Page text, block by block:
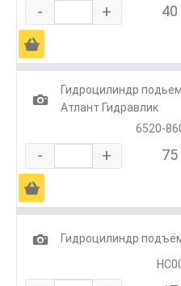
- +
Ä
1
Гидроцилиндр
Атлант Гидравлик
6520-
- +
Ä
1
Гидроцилиндр